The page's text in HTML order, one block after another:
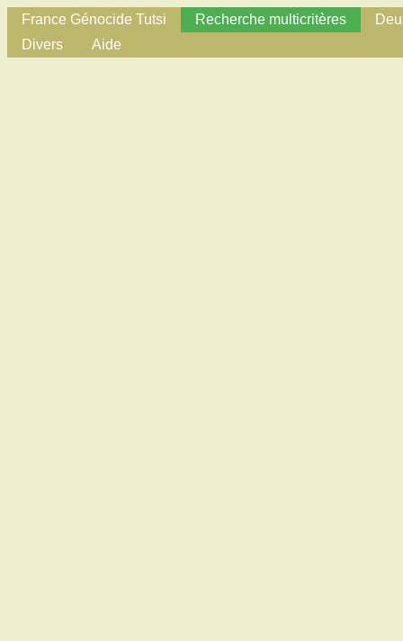
France Génocide Tutsi Recherche multicritères
Divers
Aide